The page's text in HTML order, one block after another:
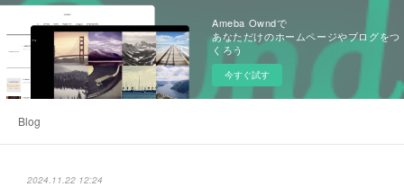
Ameba Owndで
あなただけのホームページやブログをつ
くろう
今すぐ試す
Blog
2024.11.22 12:24